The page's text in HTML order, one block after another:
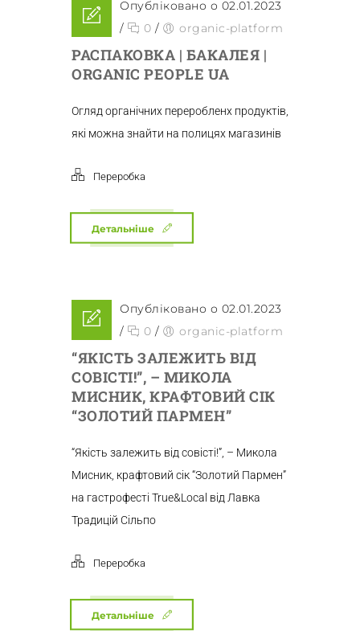
Опубліковано о 02.01.2023
/
0 / organic-platform
РАСПАКОВКА | БАКАЛЕЯ |
ORGANIC PEOPLE UA
Огляд органічних переробленх продуктів,
які можна знайти на полицях магазинів
Переробка
Детальніше
Опубліковано о 02.01.2023
/
0 / organic-platform
“ЯКІСТЬ ЗАЛЕЖИТЬ ВІД
СОВІСТІ!”, – МИКОЛА
МИСНИК, КРАФТОВИЙ СІК
“ЗОЛОТИЙ ПАРМЕН”
“Якість залежить від совісті!”, – Микола
Мисник, крафтовий сік “Золотий Пармен”
на гастрофесті True&Local від Лавка
Традицій Сільпо
Переробка
Детальніше